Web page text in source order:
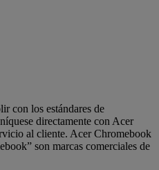
con los estándares de
directamente con Acer
al cliente. Acer Chromebook
son marcas comerciales de